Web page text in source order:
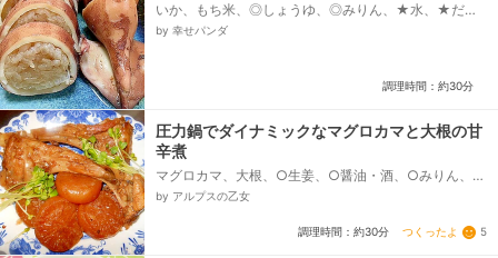
いか、もち米、◎しょうゆ、◎みりん、★水、★だしの
素、★醤油、★みりん、★酒、★砂糖、★薄切りにし
by 幸せパンダ
調理時間：約30分
圧力鍋でダイナミックなマグロカマと大根の甘
辛煮
マグロカマ、大根、○生姜、○醤油・酒、○みりん、○
水、○三温糖、ねぎ（葉の部分）、カイワレ大根
by アルプスの乙女
調理時間：約30分 つくったよ 5